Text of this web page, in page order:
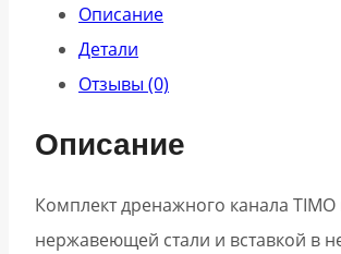
Описание
Детали
Отзывы (0)
Описание
Комплект дренажного канала TIMO
нержавеющей стали и вставкой в